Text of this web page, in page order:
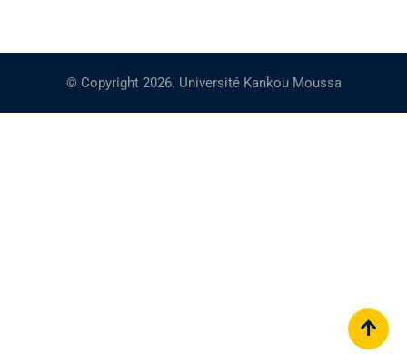
© Copyright 2026. Université Kankou Moussa